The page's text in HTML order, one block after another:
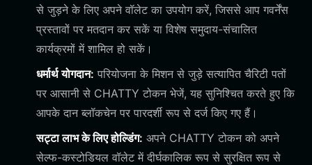
से जुड़ने के लिए अपने वॉलेट का उपयोग करें, जिससे आप गवर्नेंस
प्रस्तावों पर मतदान कर सकें या विशेष समुदाय-संचालित
कार्यक्रमों में शामिल हो सकें।
धर्मार्थ योगदान: परियोजना के मिशन से जुड़े सत्यापित चैरिटी पतों
पर आसानी से CHATTY टोकन भेजें, यह सुनिश्चित करते हुए कि
आपके दान ब्लॉकचेन पर पारदर्शी रूप से दर्ज किए गए हैं।
सट्टा लाभ के लिए होल्डिंग: अपने CHATTY टोकन को अपने
सेल्फ-कस्टोडियल वॉलेट में दीर्घकालिक रूप से सुरक्षित रूप से